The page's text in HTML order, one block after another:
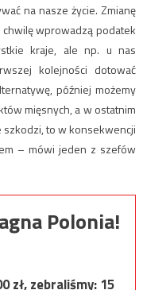
na nasze życie. Zmianę
wprowadzą podatek
kraje, ale np. u nas
kolejności dotować
później możemy
mięsnych, a w ostatnim
szkodzi, to w konsekwencji
– mówi jeden z szefów
Polonia!
zł, zebraliśmy:15